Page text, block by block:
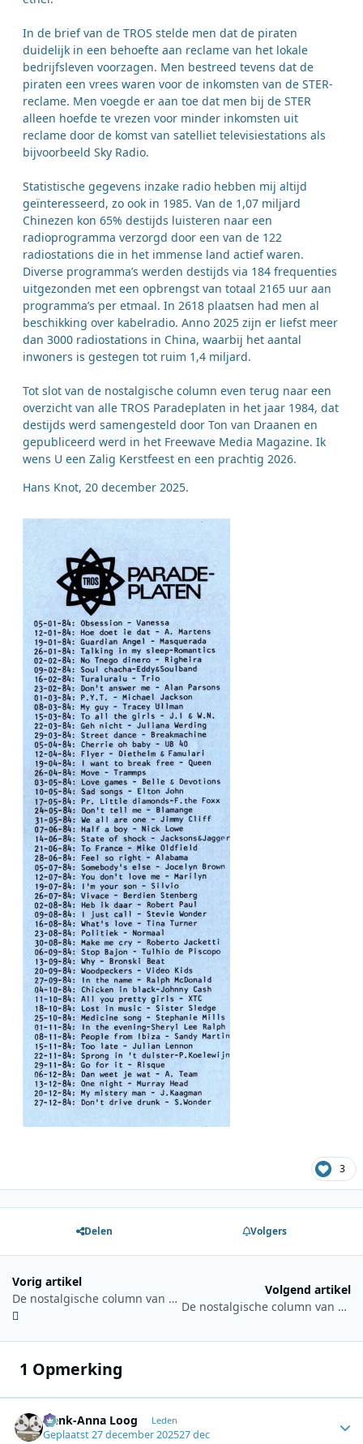
In de brief van de TROS stelde men dat de piraten
duidelijk in een behoefte aan reclame van het lokale
bedrijfsleven voorzagen. Men bestreed tevens dat de
piraten een vrees waren voor de inkomsten van de STER-
reclame. Men voegde er aan toe dat men bij de STER
alleen hoefde te vrezen voor minder inkomsten uit
reclame door de komst van satelliet televisiestations als
bijvoorbeeld Sky Radio.
Statistische gegevens inzake radio hebben mij altijd
geïnteresseerd, zo ook in 1985. Van de 1,07 miljard
Chinezen kon 65% destijds luisteren naar een
radioprogramma verzorgd door een van de 122
radiostations die in het immense land actief waren.
Diverse programma’s werden destijds via 184 frequenties
uitgezonden met een opbrengst van totaal 2165 uur aan
programma’s per etmaal. In 2618 plaatsen had men al
beschikking over kabelradio. Anno 2025 zijn er liefst meer
dan 3000 radiostations in China, waarbij het aantal
inwoners is gestegen tot ruim 1,4 miljard.
Tot slot van de nostalgische column even terug naar een
overzicht van alle TROS Paradeplaten in het jaar 1984, dat
destijds werd samengesteld door Ton van Draanen en
gepubliceerd werd in het Freewave Media Magazine. Ik
wens U een Zalig Kerstfeest en een prachtig 2026.
Hans Knot, 20 december 2025.
3
Delen Volgers
Vorig artikel
De nostalgische column van Hans Knot: 6 december 2025
Volgend artikel
De nostalgische column van Hans Knot 3 januari 2026: Kees Manders
1 Opmerking
Henk-Anna Loog Leden
Geplaatst27 december 202527 dec